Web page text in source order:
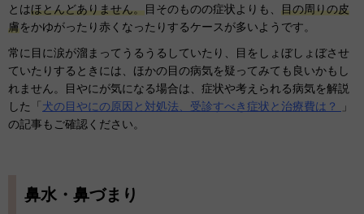
とはほとんどありません。目そのものの症状よりも、 目の周りの皮
膚をかゆがったり赤くなったりするケースが多いようです。
常に目に涙が溜まってうるうるしていたり、目をしょぼしょぼさせ
ていたりするときには、ほかの目の病気を疑ってみても良いかもし
れません。目やにが気になる場合は、症状や考えられる病気を解説
した「犬の目やにの原因と対処法、受診すべき症状と治療費は？
」
の記事もご確認ください。
鼻水・鼻づまり